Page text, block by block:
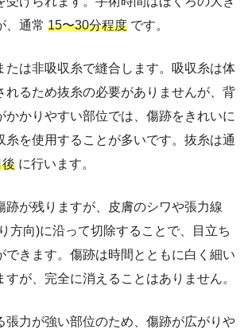
、通常 15〜30分程度 です。
たは非吸収糸で縫合します。吸収糸は体
れるため抜糸の必要がありませんが、背
かかりやすい部位では、傷跡をきれいに
糸を使用することが多いです。抜糸は通
後 に行います。
跡が残りますが、皮膚のシワや張力線
方向)に沿って切除することで、目立ち
できます。傷跡は時間とともに白く細い
が、完全に消えることはありません。
張力が強い部位のため、傷跡が広がりや